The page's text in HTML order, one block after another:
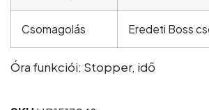
Csomagolás Eredeti Boss
Óra funkciói: Stopper, idő